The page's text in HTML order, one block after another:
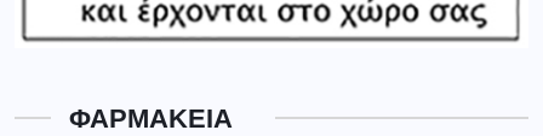
ΦΑΡΜΑΚΕΙΑ